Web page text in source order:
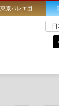
東京バレエ団